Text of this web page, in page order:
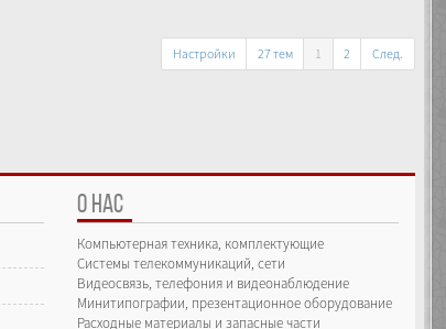
Настройки 27 тем 1 2 След.
О НАС
Компьютерная техника, комплектующие
Системы телекоммуникаций, сети
Видеосвязь, телефония и видеонаблюдение
Минитипографии, презентационное оборудование
Расходные материалы и запасные части